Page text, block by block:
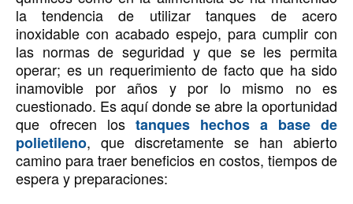
la tendencia de utilizar tanques de acero
inoxidable con acabado espejo, para cumplir con
las normas de seguridad y que se les permita
operar; es un requerimiento de facto que ha sido
inamovible por años y por lo mismo no es
cuestionado. Es aquí donde se abre la oportunidad
que ofrecen los tanques hechos a base de
polietileno, que discretamente se han abierto
camino para traer beneficios en costos, tiempos de
espera y preparaciones: